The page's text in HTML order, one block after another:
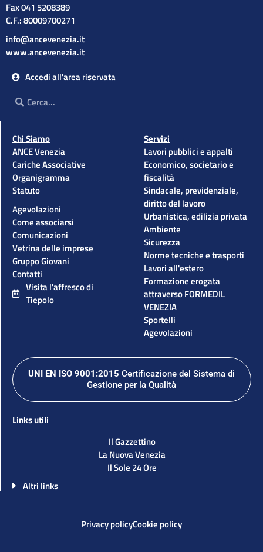
Fax 041 5208389
C.F.: 80009700271
info@ancevenezia.it
www.ancevenezia.it
Accedi all'area riservata
Cerca
Chi Siamo
ANCE Venezia
Cariche Associative
Organigramma
Statuto
Agevolazioni
Come associarsi
Comunicazioni
Vetrina delle imprese
Gruppo Giovani
Contatti
Visita l'affresco di
Tiepolo
Servizi
Lavori pubblici e appalti
Economico, societario e
fiscalità
Sindacale, previdenziale,
diritto del lavoro
Urbanistica, edilizia privata
Ambiente
Sicurezza
Norme tecniche e trasporti
Lavori all'estero
Formazione erogata
attraverso FORMEDIL
VENEZIA
Sportelli
Agevolazioni
UNI EN ISO 9001:2015 Certificazione del Sistema di
Gestione per la Qualità
Links utili
Il Gazzettino
La Nuova Venezia
Il Sole 24 Ore
Altri links
Privacy policyCookie policy